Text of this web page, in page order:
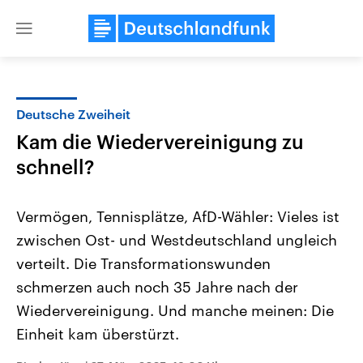
Close
Landtagswahl Sachsen-Anhalt
2026
Alle Informationen
Sachsen-Anhalt wählt am 6.
September 2026 einen neuen
Bundesland von einer Koalition aus
USA
Aktuelle Beiträge,
Hintergründe
Deutsche Zweiheit
Kam die Wiedervereinigung zu
schnell?
Vermögen, Tennisplätze, AfD-Wähler: Vieles ist
zwischen Ost- und Westdeutschland ungleich
verteilt. Die Transformationswunden
schmerzen auch noch 35 Jahre nach der
Wiedervereinigung. Und manche meinen: Die
Einheit kam überstürzt.